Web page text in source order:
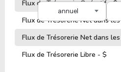
annuel
Flux de Trésorerie Opératif - $
Flux de Trésorerie Net dans
Flux de Trésorerie Net dans
Flux de Trésorerie Libre - $